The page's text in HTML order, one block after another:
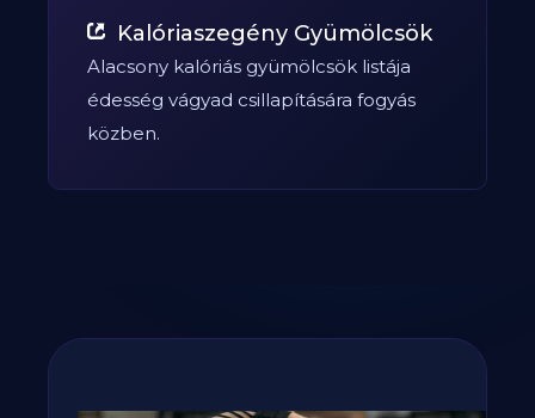
Kalóriaszegény Gyümölcsök
Alacsony kalóriás gyümölcsök listája
édesség vágyad csillapítására fogyás
közben.